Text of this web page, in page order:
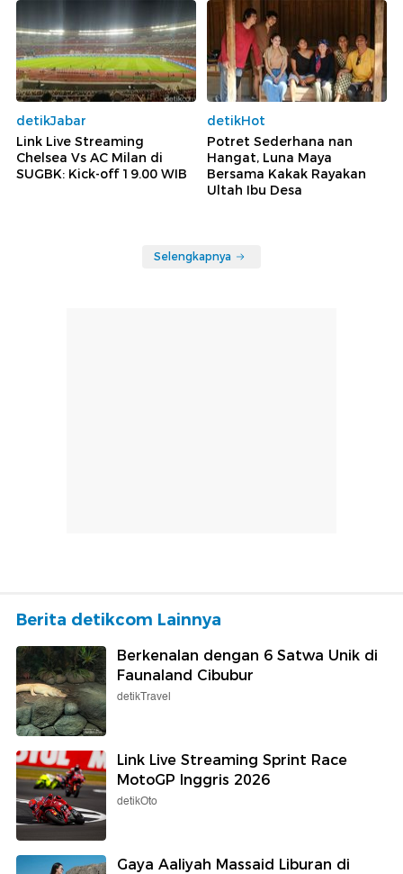
detikJabar
Link Live Streaming
Chelsea Vs AC Milan di
SUGBK: Kick-off 19.00 WIB
detikHot
Potret Sederhana nan
Hangat, Luna Maya
Bersama Kakak Rayakan
Ultah Ibu Desa
Selengkapnya
Berita detikcom Lainnya
Berkenalan dengan 6 Satwa Unik di
Faunaland Cibubur
detikTravel
Link Live Streaming Sprint Race
MotoGP Inggris 2026
detikOto
Gaya Aaliyah Massaid Liburan di